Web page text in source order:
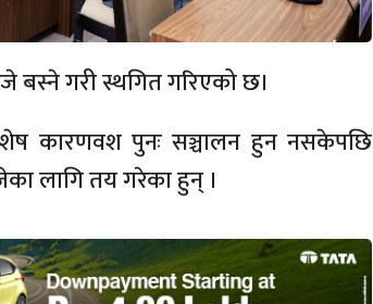
बस्ने गरी स्थगित गरिएको छ।
कारणवश पुनः सञ्चालन हुन नसकेपछि
लागि तय गरेका हुन् ।